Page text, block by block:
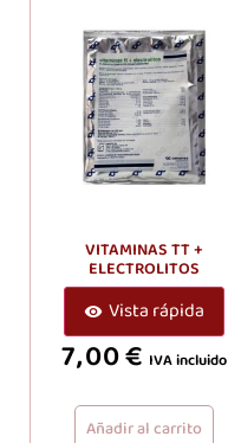
VITAMINAS TT +
ELECTROLITOS
Vista rápida
7,00€ IVA incluido
Añadir al carrito